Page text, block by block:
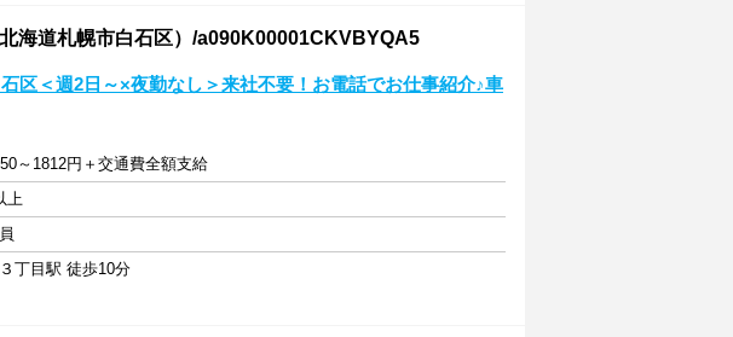
海道札幌市白石区）/a090K00001CKVBYQA5
石区＜週2日～×夜勤なし＞来社不要！お電話でお仕事紹介♪車
～1812円＋交通費全額支給
上
丁目駅 徒歩10分